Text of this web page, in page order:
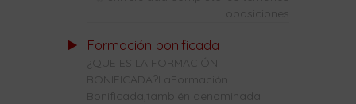
oposiciones
Formación bonificada
¿QUE ES LA FORMACIÓN
BONIFICADA?LaFormación
Bonificada,también denominada